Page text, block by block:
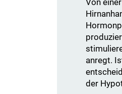
Von
anregt.
der